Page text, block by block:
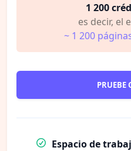
1 200
es decir, el
~ 1 200
PRUEBE
Espacio de